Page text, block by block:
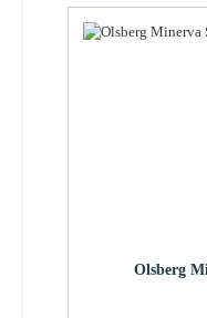
Olsberg